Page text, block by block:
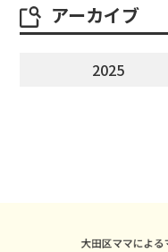
アーカイブ
2025